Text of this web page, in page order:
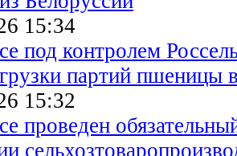
15:34
под контролем
партий пшеницы
15:32
проведен